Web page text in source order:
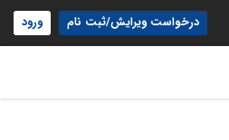
درخواست ویرایش/ثبت نام ورود